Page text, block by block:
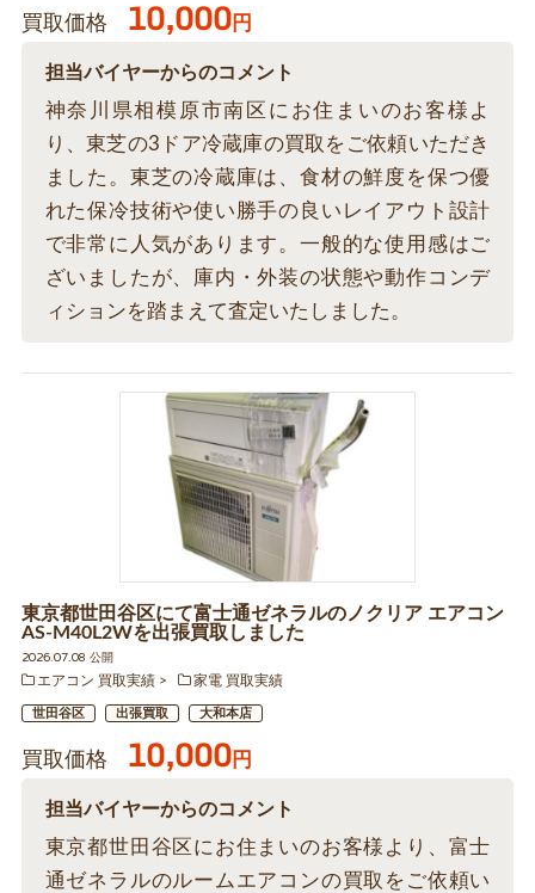
買取価格 10,000円
担当バイヤーからのコメント
神奈川県相模原市南区にお住まいのお客様よ
り、東芝の3ドア冷蔵庫の買取をご依頼いただき
ました。東芝の冷蔵庫は、食材の鮮度を保つ優
れた保冷技術や使い勝手の良いレイアウト設計
で非常に人気があります。一般的な使用感はご
ざいましたが、庫内・外装の状態や動作コンデ
ィションを踏まえて査定いたしました。
東京都世田谷区にて富士通ゼネラルのノクリア エアコン
AS-M40L2Wを出張買取しました
2026.07.08 公開
エアコン 買取実績
家電 買取実績
世田谷区 出張買取 大和本店
買取価格 10,000円
担当バイヤーからのコメント
東京都世田谷区にお住まいのお客様より、富士
通ゼネラルのルームエアコンの買取をご依頼い